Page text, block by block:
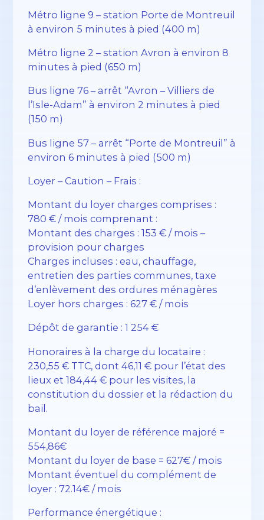
Métro ligne 9 – station Porte de Montreuil
à environ 5 minutes à pied (400 m)
Métro ligne 2 – station Avron à environ 8
minutes à pied (650 m)
Bus ligne 76 – arrêt “Avron – Villiers de
l’Isle-Adam” à environ 2 minutes à pied
(150 m)
Bus ligne 57 – arrêt “Porte de Montreuil” à
environ 6 minutes à pied (500 m)
Loyer – Caution – Frais :
Montant du loyer charges comprises :
780 € / mois comprenant :
Montant des charges : 153 € / mois –
provision pour charges
Charges incluses : eau, chauffage,
entretien des parties communes, taxe
d’enlèvement des ordures ménagères
Loyer hors charges : 627 € / mois
Dépôt de garantie : 1 254 €
Honoraires à la charge du locataire :
230,55 € TTC, dont 46,11 € pour l’état des
lieux et 184,44 € pour les visites, la
constitution du dossier et la rédaction du
bail.
Montant du loyer de référence majoré =
554,86€
Montant du loyer de base = 627€ / mois
Montant éventuel du complément de
loyer : 72.14€ / mois
Performance énergétique :